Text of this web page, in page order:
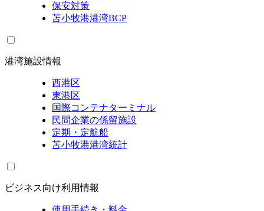
保安対策
苫小牧港港湾BCP
港湾施設情報
西港区
東港区
国際コンテナターミナル
民間企業の係留施設
定期・定航船
苫小牧港港湾統計
ビジネス向け利用情報